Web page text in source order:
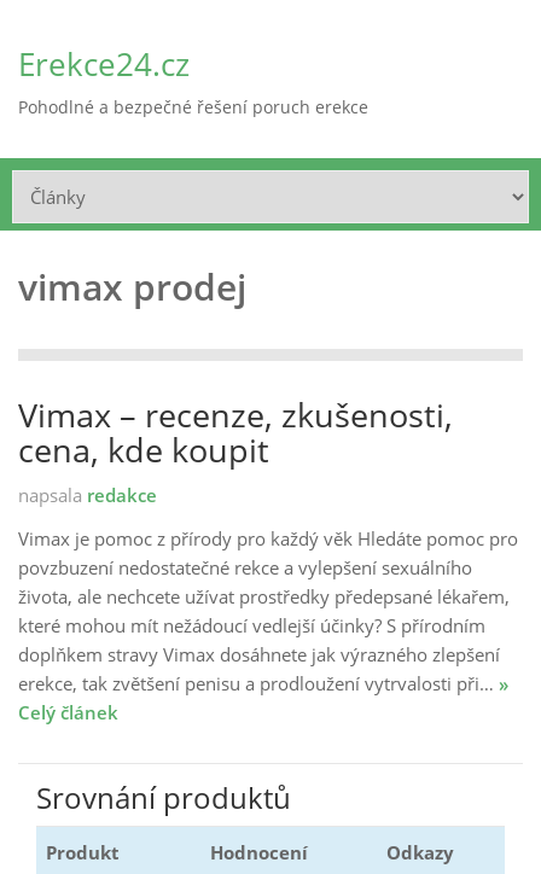
Erekce24.cz
Pohodlné a bezpečné řešení poruch erekce
vimax prodej
Vimax – recenze, zkušenosti,
cena, kde koupit
napsala redakce
Vimax je pomoc z přírody pro každý věk Hledáte pomoc pro
povzbuzení nedostatečné rekce a vylepšení sexuálního
života, ale nechcete užívat prostředky předepsané lékařem,
které mohou mít nežádoucí vedlejší účinky? S přírodním
doplňkem stravy Vimax dosáhnete jak výrazného zlepšení
erekce, tak zvětšení penisu a prodloužení vytrvalosti při… »
Celý článek
Srovnání produktů
Produkt Hodnocení Odkazy